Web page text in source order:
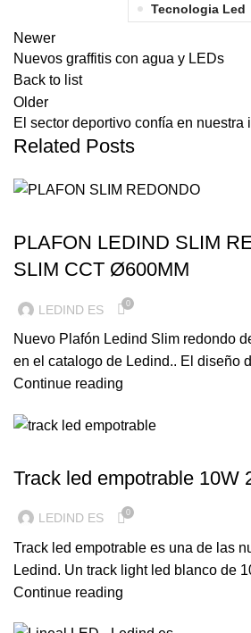
Tecnologia Led
Newer
Nuevos graffitis con agua y LEDs
Back to list
Older
El sector deportivo confía en nuestra
Related Posts
PLAFON LEDIND SLIM
SLIM CCT Ø600MM
LEDIND ES 0
Nuevo Plafón Ledind Slim redondo
en el catalogo de Ledind.. El diseño
Continue reading
Track led empotrable 10W
LEDIND ES 0
Track led empotrable es una de las
Ledind. Un track light led blanco de
Continue reading